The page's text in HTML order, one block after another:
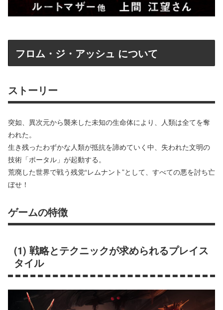
フロム・ジ・アッシュ について
ストーリー
突如、異次元から襲来した未知の生命体により、人類は全てを奪
われた。
生き残ったわずかな人類が抵抗を諦めていく中、失われた文明の
技術「ポータル」が起動する。
荒廃した世界で戦う残党“レムナント”として、すべての悪を討ち亡
ぼせ！
ゲームの特徴
(1) 戦略とテクニックが求められるプレイス
タイル